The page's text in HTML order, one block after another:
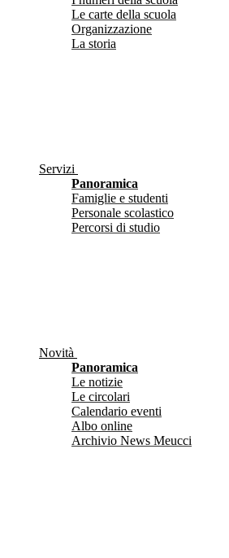
Le carte della scuola
Organizzazione
La storia
Servizi
Panoramica
Famiglie e studenti
Personale scolastico
Percorsi di studio
Novità
Panoramica
Le notizie
Le circolari
Calendario eventi
Albo online
Archivio News Meucci